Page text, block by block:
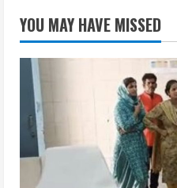
YOU MAY HAVE MISSED